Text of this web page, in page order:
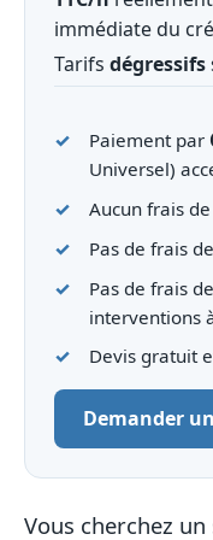
immédiate du
Tarifs dégressifs
Paiement par
Universel)
Aucun frais
Pas de frais
Pas de frais
interventions
Devis gratuit
Demander
Vous cherchez